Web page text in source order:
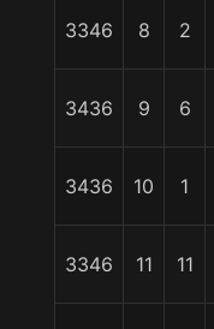
3346 8 2
3436 9 6
3436 10 1
3346 11 11